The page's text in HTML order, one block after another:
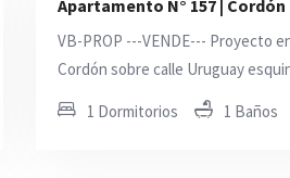
Apartamento N° 157 | Cordón
VB-PROP ---VENDE--- Proyecto
Cordón sobre calle Uruguay
1 Dormitorios 1 Baños